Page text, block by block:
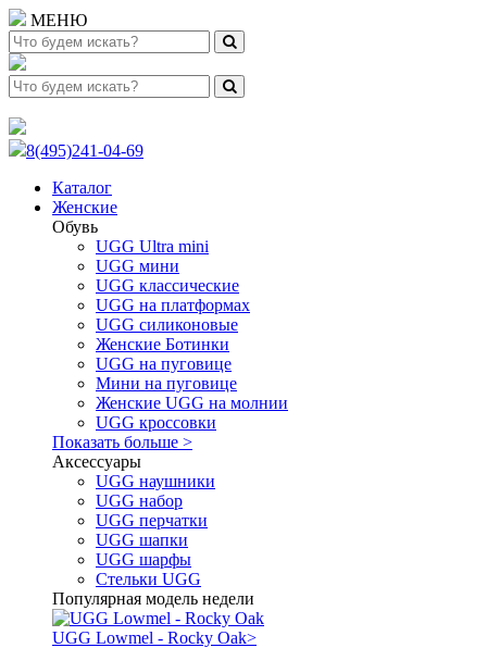
МЕНЮ
8(495)241-04-69
Каталог
Женские
Обувь
UGG Ultra mini
UGG мини
UGG классические
UGG на платформах
UGG силиконовые
Женские Ботинки
UGG на пуговице
Мини на пуговице
Женские UGG на молнии
UGG кроссовки
Показать больше >
Аксессуары
UGG наушники
UGG набор
UGG перчатки
UGG шапки
UGG шарфы
Стельки UGG
Популярная модель недели
UGG Lowmel - Rocky Oak>